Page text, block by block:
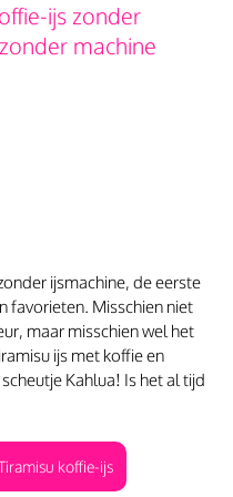
ijs zonder
machine
ijsmachine, de eerste
favorieten. Misschien niet
maar misschien wel het
ijs met koffie en
Kahlua! Is het al tijd
koffie-ijs